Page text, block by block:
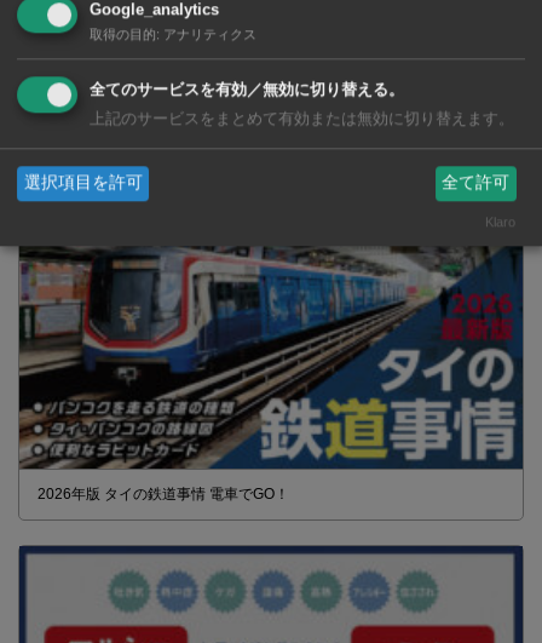
タイの薬いろいろ【タイ・バンコク】 薬局・ドラッグストアで買える
市販薬 2026年最新版！
2026年版 タイの鉄道事情 電車でGO！
Google_analytics
取得の目的: アナリティクス
全てのサービスを有効／無効に切り替える。
上記のサービスをまとめて有効または無効に切り替えます。
選択項目を許可 全て許可
Klaro